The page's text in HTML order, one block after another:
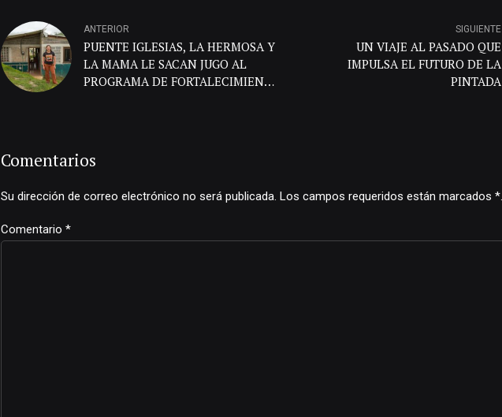
ANTERIOR
PUENTE IGLESIAS, LA HERMOSA Y
LA MAMA LE SACAN JUGO AL
PROGRAMA DE FORTALECIMIENTO
SIGUIENTE
UN VIAJE AL PASADO QUE
IMPULSA EL FUTURO DE LA
PINTADA
Comentarios
Su dirección de correo electrónico no será publicada. Los campos requeridos están marcados *.
Comentario *